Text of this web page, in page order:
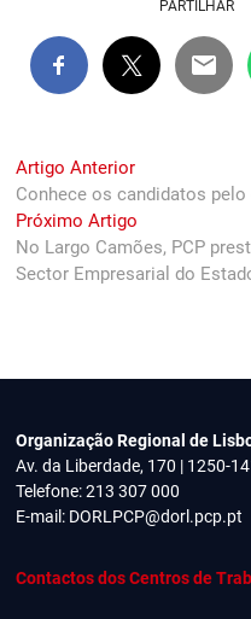
PARTILHAR
Navegação
de
artigos
Artigo AnteriorPrevious
post:
Conhece os candidatos
Próximo Artigo
post:
No Largo Camões, PCP
Sector Empresarial do
Organização Regional de
Av. da Liberdade, 170 | 1250-
Telefone: 213 307 000
E-mail: DORLPCP@dorl.pcp.pt
Contactos dos Centros de